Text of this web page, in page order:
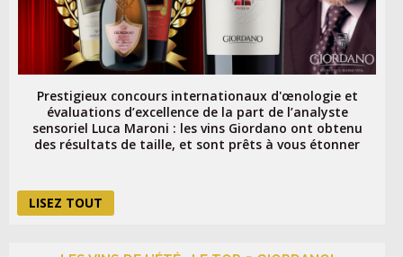
Prestigieux concours internationaux d'œnologie et
évaluations d’excellence de la part de l’analyste
sensoriel Luca Maroni : les vins Giordano ont obtenu
des résultats de taille, et sont prêts à vous étonner
LISEZ TOUT